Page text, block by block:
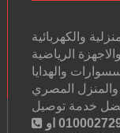
والكهربائية
الرياضية
والهدايا
والمنزل المصري
خدمة توصيل